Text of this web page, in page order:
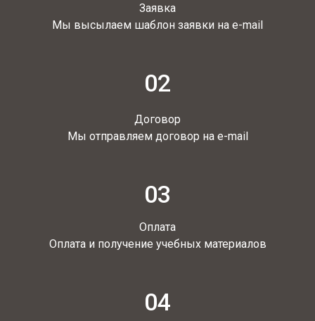
Заявка
Мы высылаем шаблон заявки на e-mail
02
Договор
Мы отправляем договор на e-mail
03
Оплата
Оплата и получение учебных материалов
04